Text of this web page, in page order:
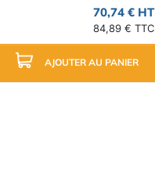
70,74 € HT
84,89 € TTC
AJOUTER AU PANIER